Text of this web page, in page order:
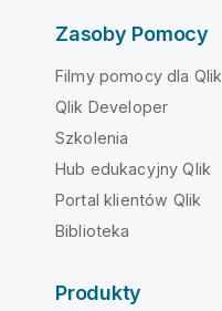
Zasoby Pomocy
Filmy pomocy dla Qlik
Qlik Developer
Szkolenia
Hub edukacyjny Qlik
Portal klientów Qlik
Biblioteka
Produkty